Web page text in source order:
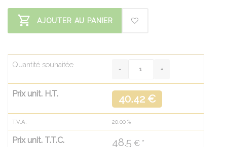
AJOUTER AU PANIER
Quantité souhaitée
Prix unit. H.T. 40.42 €
T.V.A. 20.00 %
Prix unit. T.T.C. 48.5 € *